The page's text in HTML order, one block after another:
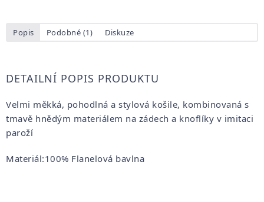
Popis Podobné (1) Diskuze
DETAILNÍ POPIS PRODUKTU
Velmi měkká, pohodlná a stylová košile, kombinovaná s
tmavě hnědým materiálem na zádech a knoflíky v imitaci
paroží
Materiál:100% Flanelová bavlna